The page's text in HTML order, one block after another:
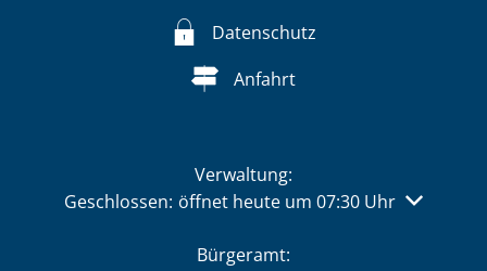
Datenschutz
Anfahrt
Verwaltung:
Klicken, um weitere Öffnungs- oder Schließzeiten
Geschlossen: öffnet heute um 07:30 Uhr
Bürgeramt: